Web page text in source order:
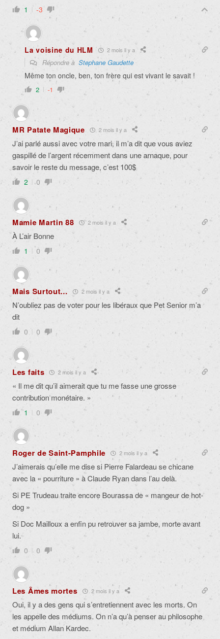
1 -3
La voisine du HLM 2 mois il y a
Répondre à Stephane Gaudette
Même ton oncle, ben, ton frère qui est vivant le savait !
2 -1
MR Patate Magique 2 mois il y a
J’ai parlé aussi avec votre mari, il m’a dit que vous aviez
gaspillé de l’argent récemment dans une arnaque, pour
savoir le reste du message, c’est 100$
2 0
Mamie Martin 88 2 mois il y a
À L’air Bonne
1 0
Mais Surtout... 2 mois il y a
N’oubliez pas de voter pour les libéraux que Pet Senior m’a
dit
0 0
Les faits 2 mois il y a
« Il me dit qu’il aimerait que tu me fasse une grosse
contribution monétaire. »
1 0
Roger de Saint-Pamphile 2 mois il y a
J’aimerais qu’elle me dise si Pierre Falardeau se chicane
avec la « pourriture » à Claude Ryan dans l’au delà.
Si PE Trudeau traite encore Bourassa de « mangeur de hot-
dog »
Si Doc Mailloux a enfin pu retrouver sa jambe, morte avant
lui.
0 0
Les Âmes mortes 2 mois il y a
Oui, il y a des gens qui s’entretiennent avec les morts. On
les appelle des médiums. On n’a qu’à penser au philosophe
et médium Allan Kardec.